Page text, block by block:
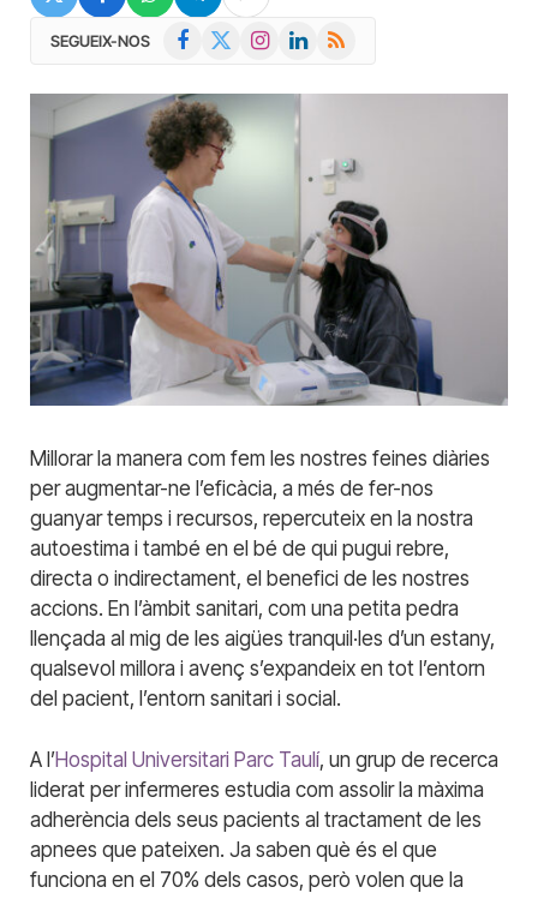
SEGUEIX-NOS Facebook InstagramLinkedIn
RSS
Millorar la manera com fem les nostres feines diàries
per augmentar-ne l’eficàcia, a més de fer-nos
guanyar temps i recursos, repercuteix en la nostra
autoestima i també en el bé de qui pugui rebre,
directa o indirectament, el benefici de les nostres
accions. En l’àmbit sanitari, com una petita pedra
llençada al mig de les aigües tranquil·les d’un estany,
qualsevol millora i avenç s’expandeix en tot l’entorn
del pacient, l’entorn sanitari i social.
A l’Hospital Universitari Parc Taulí, un grup de recerca
liderat per infermeres estudia com assolir la màxima
adherència dels seus pacients al tractament de les
apnees que pateixen. Ja saben què és el que
funciona en el 70% dels casos, però volen que la